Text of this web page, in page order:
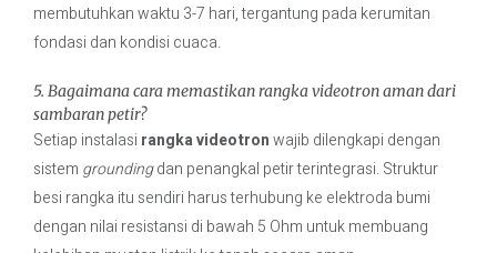
membutuhkan waktu 3-7 hari, tergantung pada kerumitan
fondasi dan kondisi cuaca.
5. Bagaimana cara memastikan rangka videotron aman dari
sambaran petir?
Setiap instalasi rangka videotronwajib dilengkapi dengan
sistem groundingdan penangkal petir terintegrasi. Struktur
besi rangka itu sendiri harus terhubung ke elektroda bumi
dengan nilai resistansi di bawah 5 Ohm untuk membuang